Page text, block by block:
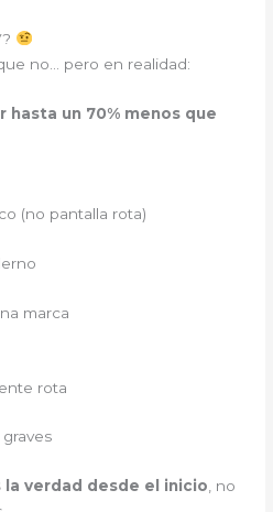
no… pero en realidad:
hasta un 70% menos que
(no pantalla rota)
marca
rota
verdad desde el inicio, no